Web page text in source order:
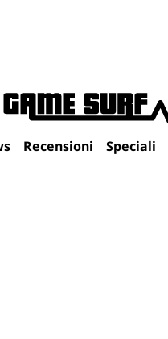
Recensioni Speciali